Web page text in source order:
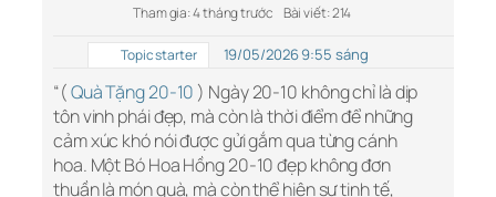
Tham gia: 4 tháng trước Bài viết: 214
Topic starter 19/05/2026 9:55 sáng
“(Quà Tặng 20-10 ) Ngày 20-10 không chỉ là dịp
tôn vinh phái đẹp, mà còn là thời điểm để những
cảm xúc khó nói được gửi gắm qua từng cánh
hoa. Một Bó Hoa Hồng 20-10 đẹp không đơn
thuần là món quà, mà còn thể hiện sự tinh tế,